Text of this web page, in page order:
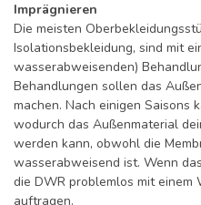
Imprägnieren
Die meisten
Isolationsbekleidung, sind mit
wasserabweisenden)
Behandlungen sollen das
machen. Nach einigen Saisons
wodurch das Außenmaterial
werden kann, obwohl die
wasserabweisend ist. Wenn
die DWR problemlos mit
auftragen.